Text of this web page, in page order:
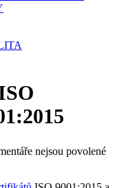
nejsou povolenéu